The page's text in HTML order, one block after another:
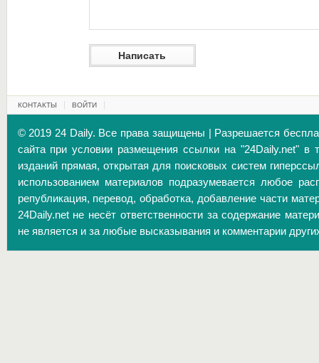
КОНТАКТЫ ВОЙТИ
© 2019 24 Daily. Все права защищены | Разрешается
сайта при условии размещения ссылки на "24Daily.net" в
изданий прямая, открытая для поисковых систем
использованием материалов подразумевается любое
републикация, перевод, обработка, добавление части
24Daily.net не несёт ответственности за содержание
не является и за любые высказывания и комментарии